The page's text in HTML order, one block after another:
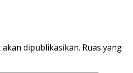
dipublikasikan. Ruas yang